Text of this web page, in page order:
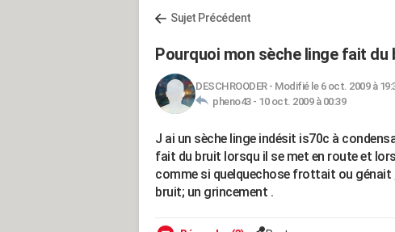
Sujet Précédent
Pourquoi mon sèche linge fait du
DESCHROODER- Modifié le 6 oct. 2009 à
pheno43 - 10 oct. 2009 à 00:39
J ai un sèche linge indésit is70c à
fait du bruit lorsqu il se met en route et
comme si quelquechose frottait ou génait
bruit; un grincement .